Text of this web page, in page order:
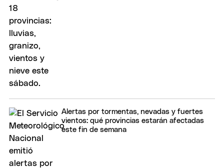
Alertas por tormentas, nevadas y fuertes
vientos: qué provincias estarán afectadas
este fin de semana